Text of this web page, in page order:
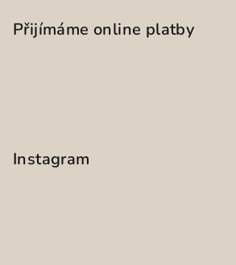
Přijímáme online platby
Instagram